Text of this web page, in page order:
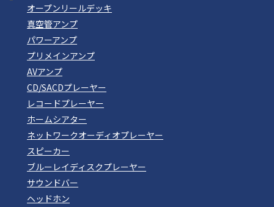
オープンリールデッキ
真空管アンプ
パワーアンプ
プリメインアンプ
AVアンプ
CD/SACDプレーヤー
レコードプレーヤー
ホームシアター
ネットワークオーディオプレーヤー
スピーカー
ブルーレイディスクプレーヤー
サウンドバー
ヘッドホン